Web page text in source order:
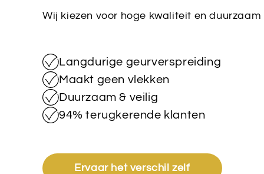
Wij kiezen voor hoge kwaliteit en duurzaam
Langdurige geurverspreiding
Maakt geen vlekken
Duurzaam & veilig
94% terugkerende klanten
Ervaar het verschil zelf